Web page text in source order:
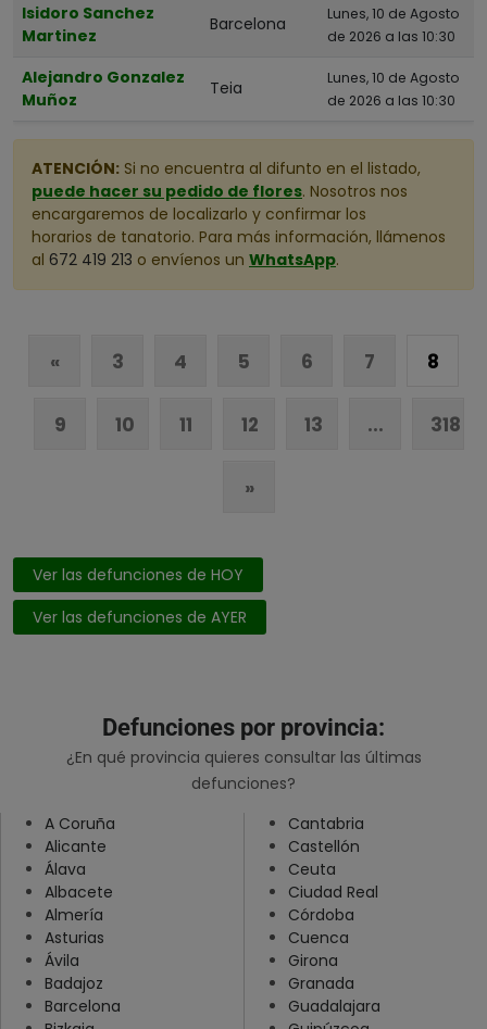
Burgos
Cáceres
Cádiz
Cantabria
Castellón
Ciudad Real
Córdoba
Guipuzcoa
Jaén
La Rioja
Las Palmas
Madrid
Murcia
Navarra
Ourense
Palencia
Pontevedra
Salamanca
Isidoro Sanchez
Martinez
Barcelona
Lunes, 10 de Agosto
de 2026 a las 10:30
Alejandro Gonzalez
Muñoz
Teia
Lunes, 10 de Agosto
de 2026 a las 10:30
ATENCIÓN: Si no encuentra al difunto en el listado,
puede hacer su pedido de flores. Nosotros nos
encargaremos de localizarlo y confirmar los
horarios de tanatorio. Para más información, llámenos
al 672 419 213 o envíenos un WhatsApp.
« 3 4 5 6 7 8
9 10 11 12 13 ... 318
»
Ver las defunciones de HOY
Ver las defunciones de AYER
Defunciones por provincia:
¿En qué provincia quieres consultar las últimas
defunciones?
A Coruña
Alicante
Álava
Albacete
Almería
Asturias
Ávila
Badajoz
Barcelona
Cantabria
Castellón
Ceuta
Ciudad Real
Córdoba
Cuenca
Girona
Granada
Guadalajara